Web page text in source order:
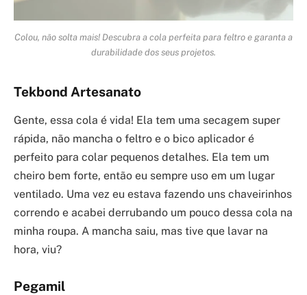
Colou, não solta mais! Descubra a cola perfeita para feltro e garanta a
durabilidade dos seus projetos.
Tekbond Artesanato
Gente, essa cola é vida! Ela tem uma secagem super
rápida, não mancha o feltro e o bico aplicador é
perfeito para colar pequenos detalhes. Ela tem um
cheiro bem forte, então eu sempre uso em um lugar
ventilado. Uma vez eu estava fazendo uns chaveirinhos
correndo e acabei derrubando um pouco dessa cola na
minha roupa. A mancha saiu, mas tive que lavar na
hora, viu?
Pegamil